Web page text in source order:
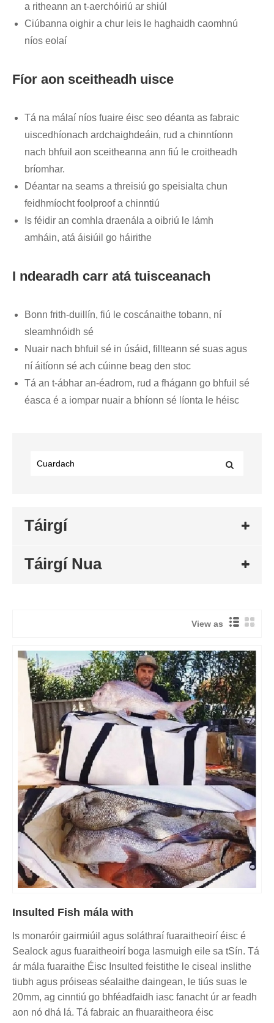
a ritheann an t-aerchóiriú ar shiúl
Ciúbanna oighir a chur leis le haghaidh caomhnú
níos eolaí
Fíor aon sceitheadh ​​uisce
Tá na málaí níos fuaire éisc seo déanta as fabraic
uiscedhíonach ardchaighdeáin, rud a chinntíonn
nach bhfuil aon sceitheanna ann fiú le croitheadh ​​​​
bríomhar.
Déantar na seams a threisiú go speisialta chun
feidhmíocht foolproof a chinntiú
Is féidir an comhla draenála a oibriú le lámh
amháin, atá áisiúil go háirithe
I ndearadh carr atá tuisceanach
Bonn frith-duillín, fiú le coscánaithe tobann, ní
sleamhnóidh sé
Nuair nach bhfuil sé in úsáid, fillteann sé suas agus
ní áitíonn sé ach cúinne beag den stoc
Tá an t-ábhar an-éadrom, rud a fhágann go bhfuil sé
éasca é a iompar nuair a bhíonn sé líonta le héisc
Táirgí
Táirgí Nua
View as
Insulted Fish mála with
Is monaróir gairmiúil agus soláthraí fuaraitheoirí éisc é
Sealock agus fuaraitheoirí boga lasmuigh eile sa tSín. Tá
ár mála fuaraithe Éisc Insulted feistithe le ciseal inslithe
tiubh agus próiseas séalaithe daingean, le tiús suas le
20mm, ag cinntiú go bhféadfaidh iasc fanacht úr ar feadh
aon nó dhá lá. Tá fabraic an fhuaraitheora éisc